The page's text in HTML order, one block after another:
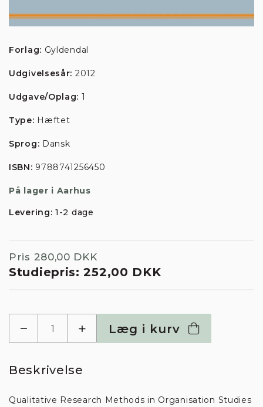
Forlag: Gyldendal
Udgivelsesår: 2012
Udgave/Oplag: 1
Type: Hæftet
Sprog: Dansk
ISBN: 9788741256450
På lager i Aarhus
Levering: 1-2 dage
Pris 280,00 DKK
Studiepris: 252,00 DKK
− + Læg i kurv
Beskrivelse
Qualitative Research Methods in Organisation Studies